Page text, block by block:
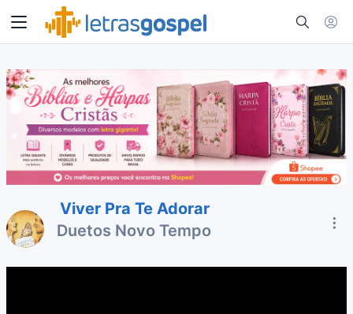
Viver Pra Te Adorar
Duetos Novo Tempo